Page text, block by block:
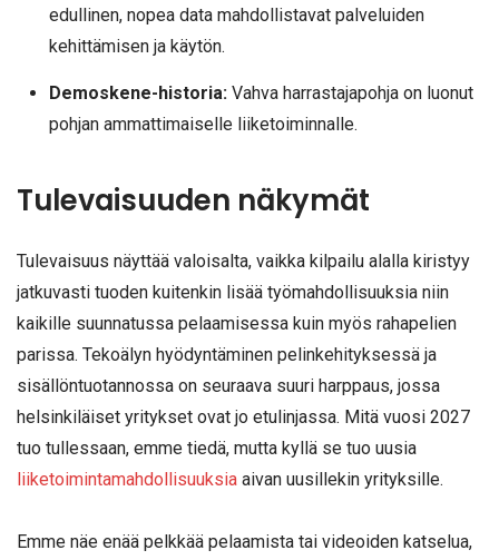
edullinen, nopea data mahdollistavat palveluiden
kehittämisen ja käytön.
Demoskene-historia:Vahva harrastajapohja on luonut
pohjan ammattimaiselle liiketoiminnalle.
Tulevaisuuden näkymät
Tulevaisuus näyttää valoisalta, vaikka kilpailu alalla kiristyy
jatkuvasti tuoden kuitenkin lisää työmahdollisuuksia niin
kaikille suunnatussa pelaamisessa kuin myös rahapelien
parissa. Tekoälyn hyödyntäminen pelinkehityksessä ja
sisällöntuotannossa on seuraava suuri harppaus, jossa
helsinkiläiset yritykset ovat jo etulinjassa. Mitä vuosi 2027
tuo tullessaan, emme tiedä, mutta kyllä se tuo uusia
liiketoimintamahdollisuuksia aivan uusillekin yrityksille.
Emme näe enää pelkkää pelaamista tai videoiden katselua,